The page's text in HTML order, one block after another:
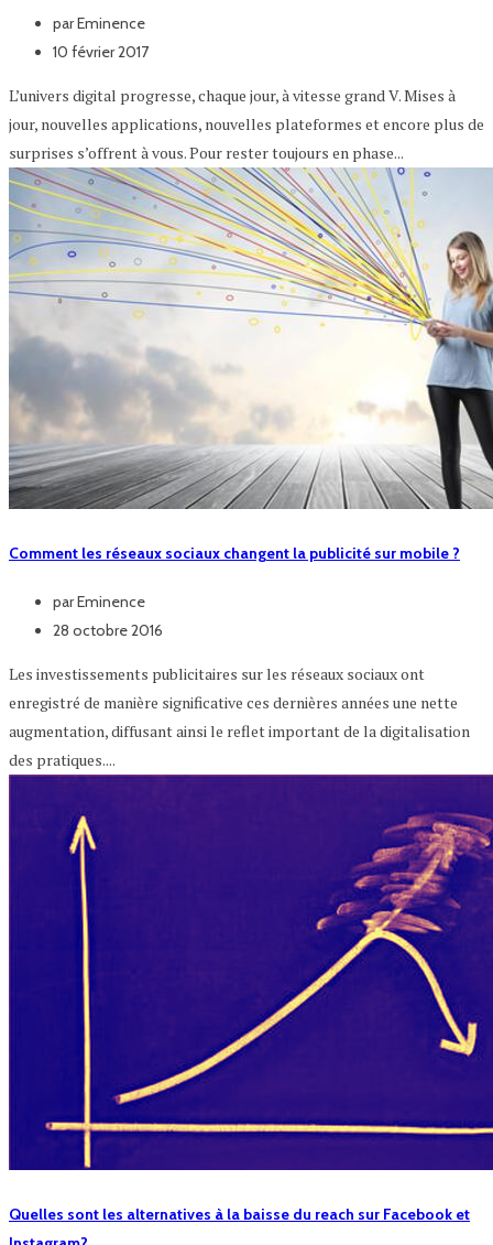
parEminence
10 février 2017
L’univers digital progresse, chaque jour, à vitesse grand V. Mises à
jour, nouvelles applications, nouvelles plateformes et encore plus de
surprises s’offrent à vous. Pour rester toujours en phase...
Comment les réseaux sociaux changent la publicité sur mobile ?
parEminence
28 octobre 2016
Les investissements publicitaires sur les réseaux sociaux ont
enregistré de manière significative ces dernières années une nette
augmentation, diffusant ainsi le reflet important de la digitalisation
des pratiques....
Quelles sont les alternatives à la baisse du reach sur Facebook et